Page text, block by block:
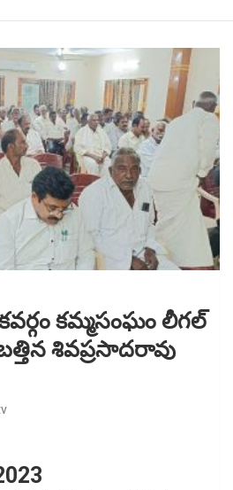
కమ్మసంఘం లీగల్
శివప్రసాదరావు